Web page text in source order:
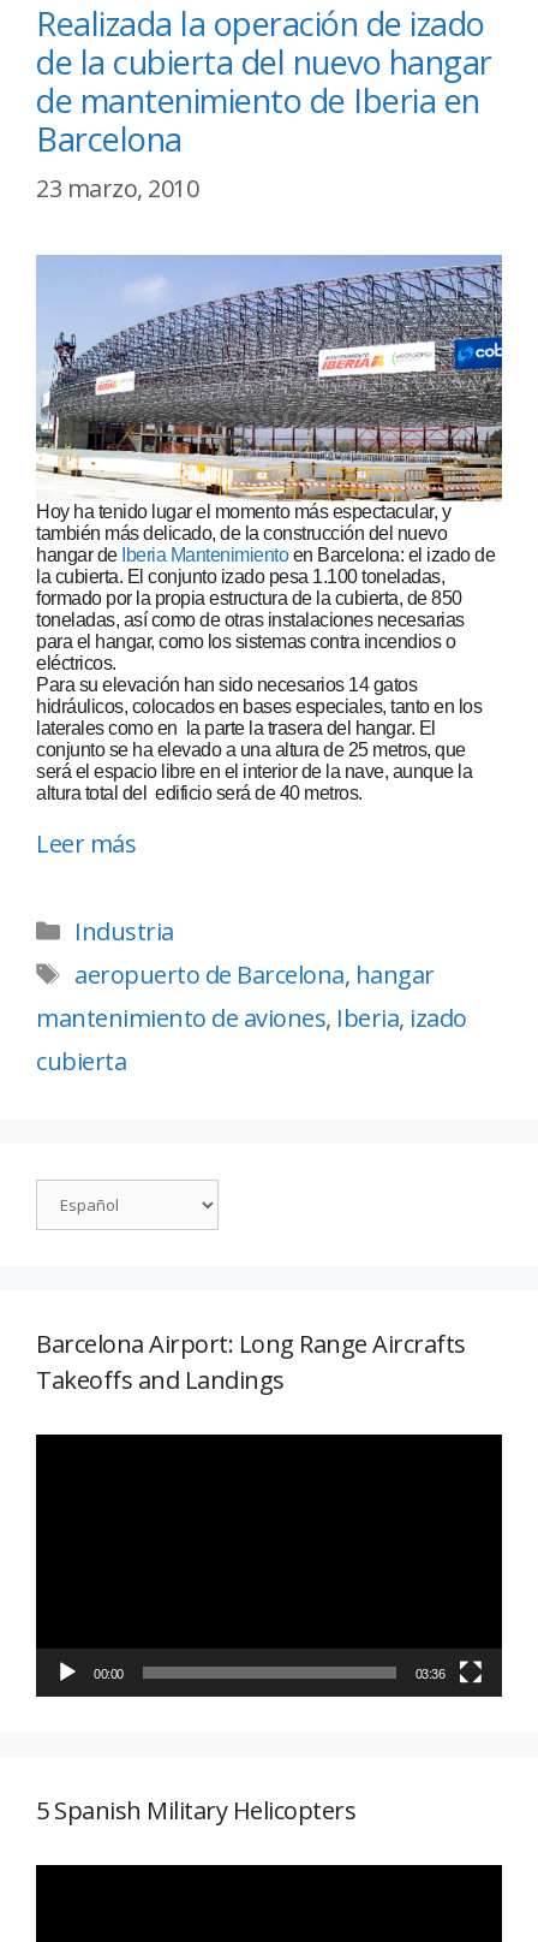
Realizada la operación de izado
de la cubierta del nuevo hangar
de mantenimiento de Iberia en
Barcelona
23 marzo, 2010
Hoy ha tenido lugar el momento más espectacular, y
también más delicado, de la construcción del nuevo
hangar de Iberia Mantenimientoen Barcelona: el izado de
la cubierta. El conjunto izado pesa 1.100 toneladas,
formado por la propia estructura de la cubierta, de 850
toneladas, así como de otras instalaciones necesarias
para el hangar, como los sistemas contra incendios o
eléctricos.
Para su elevación han sido necesarios 14 gatos
hidráulicos, colocados en bases especiales, tanto en los
laterales como en la parte la trasera del hangar. El
conjunto se ha elevado a una altura de 25 metros, que
será el espacio libre en el interior de la nave, aunque la
altura total del edificio será de 40 metros.
Leer más
Industria
aeropuerto de Barcelona, hangar
mantenimiento de aviones, Iberia, izado
cubierta
Barcelona Airport: Long Range Aircrafts
Takeoffs and Landings
00:00 03:36
5 Spanish Military Helicopters